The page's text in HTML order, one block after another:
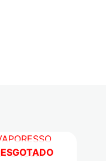
ESGOTADO